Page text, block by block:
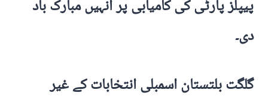
پیپلز پارٹی کی کامیابی پر انہیں مبارک باد
دی۔
گلگت بلتستان اسمبلی انتخابات کے غیر